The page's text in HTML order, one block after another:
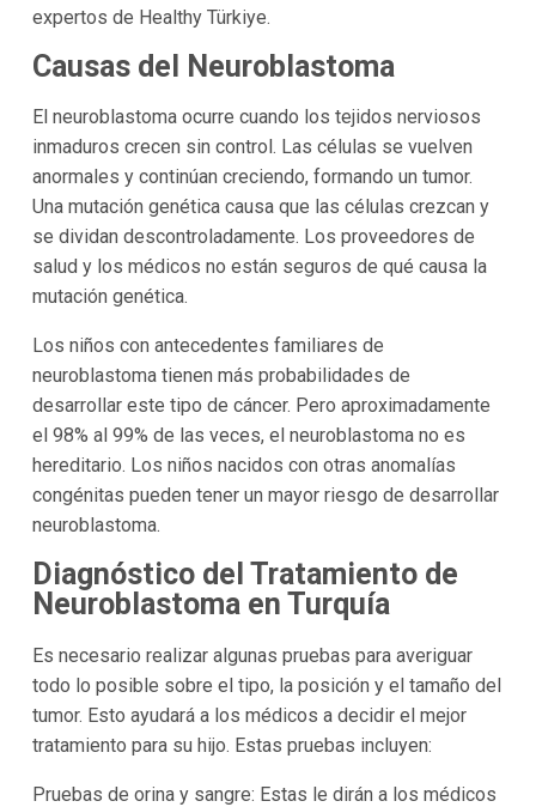
expertos de Healthy Türkiye.
Causas del Neuroblastoma
El neuroblastoma ocurre cuando los tejidos nerviosos
inmaduros crecen sin control. Las células se vuelven
anormales y continúan creciendo, formando un tumor.
Una mutación genética causa que las células crezcan y
se dividan descontroladamente. Los proveedores de
salud y los médicos no están seguros de qué causa la
mutación genética.
Los niños con antecedentes familiares de
neuroblastoma tienen más probabilidades de
desarrollar este tipo de cáncer. Pero aproximadamente
el 98% al 99% de las veces, el neuroblastoma no es
hereditario. Los niños nacidos con otras anomalías
congénitas pueden tener un mayor riesgo de desarrollar
neuroblastoma.
Diagnóstico del Tratamiento de
Neuroblastoma en Turquía
Es necesario realizar algunas pruebas para averiguar
todo lo posible sobre el tipo, la posición y el tamaño del
tumor. Esto ayudará a los médicos a decidir el mejor
tratamiento para su hijo. Estas pruebas incluyen:
Pruebas de orina y sangre: Estas le dirán a los médicos